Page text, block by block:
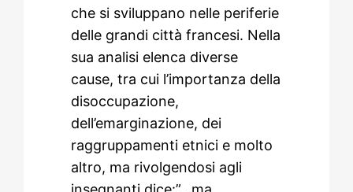
che si sviluppano nelle periferie
delle grandi città francesi. Nella
sua analisi elenca diverse
cause, tra cui l’importanza della
disoccupazione,
dell’emarginazione, dei
raggruppamenti etnici e molto
altro, ma rivolgendosi agli